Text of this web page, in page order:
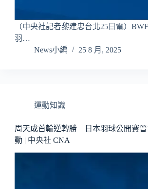
（中央社記者黎建忠台北25日電）
羽…
News小編
25 8 月, 2025
運動知識
周天成首輪逆轉勝 日本羽球公開賽晉
動 | 中央社 CNA